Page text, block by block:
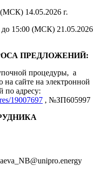
14.05.2026 г.
до 15:00 (МСК) 21.05.2026
ПРЕДЛОЖЕНИЙ:
процедуры, а
сайте на электронной
по адресу:
19007697 , №ЗП605997